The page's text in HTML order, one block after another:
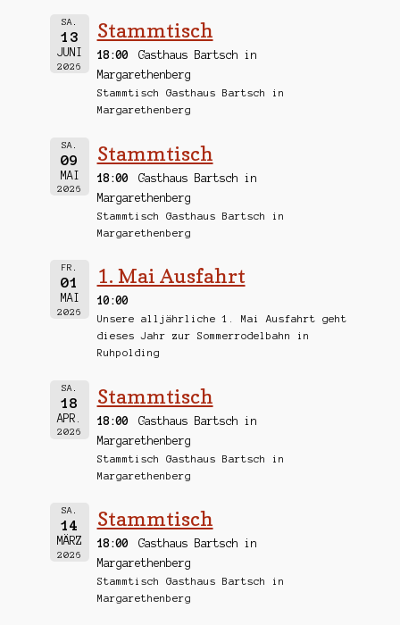
SA.
13
JUNI
2026
Stammtisch
18:00
Gasthaus Bartsch in
Margarethenberg
Stammtisch Gasthaus Bartsch in
Margarethenberg
SA.
09
MAI
2026
Stammtisch
18:00
Gasthaus Bartsch in
Margarethenberg
Stammtisch Gasthaus Bartsch in
Margarethenberg
FR.
01
MAI
2026
1. Mai Ausfahrt
10:00
Unsere alljährliche 1. Mai Ausfahrt geht
dieses Jahr zur Sommerrodelbahn in
Ruhpolding
SA.
18
APR.
2026
Stammtisch
18:00
Gasthaus Bartsch in
Margarethenberg
Stammtisch Gasthaus Bartsch in
Margarethenberg
SA.
14
MÄRZ
2026
Stammtisch
18:00
Gasthaus Bartsch in
Margarethenberg
Stammtisch Gasthaus Bartsch in
Margarethenberg